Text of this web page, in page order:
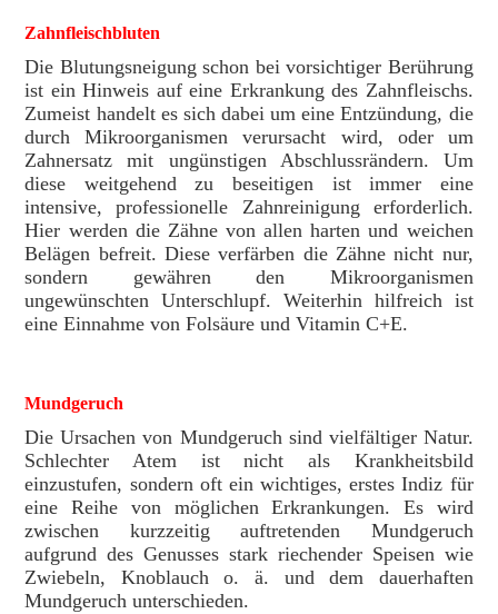
Zahnfleischbluten
Die Blutungsneigung schon bei vorsichtiger Berührung
ist ein Hinweis auf eine Erkrankung des Zahnfleischs.
Zumeist handelt es sich dabei um eine Entzündung, die
durch Mikroorganismen verursacht wird, oder um
Zahnersatz mit ungünstigen Abschlussrändern. Um
diese weitgehend zu beseitigen ist immer eine
intensive, professionelle Zahnreinigung erforderlich.
Hier werden die Zähne von allen harten und weichen
Belägen befreit. Diese verfärben die Zähne nicht nur,
sondern gewähren den Mikroorganismen
ungewünschten Unterschlupf. Weiterhin hilfreich ist
eine Einnahme von Folsäure und Vitamin C+E.
Mundgeruch
Die Ursachen von Mundgeruch sind vielfältiger Natur.
Schlechter Atem ist nicht als Krankheitsbild
einzustufen, sondern oft ein wichtiges, erstes Indiz für
eine Reihe von möglichen Erkrankungen. Es wird
zwischen kurzzeitig auftretenden Mundgeruch
aufgrund des Genusses stark riechender Speisen wie
Zwiebeln, Knoblauch o. ä. und dem dauerhaften
Mundgeruch unterschieden.